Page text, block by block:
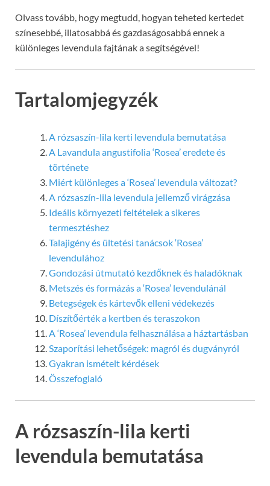
Olvass tovább, hogy megtudd, hogyan teheted kertedet
színesebbé, illatosabbá és gazdaságosabbá ennek a
különleges levendula fajtának a segítségével!
Tartalomjegyzék
A rózsaszín-lila kerti levendula bemutatása
A Lavandula angustifolia ‘Rosea’ eredete és
története
Miért különleges a ‘Rosea’ levendula változat?
A rózsaszín-lila levendula jellemző virágzása
Ideális környezeti feltételek a sikeres
termesztéshez
Talajigény és ültetési tanácsok ‘Rosea’
levendulához
Gondozási útmutató kezdőknek és haladóknak
Metszés és formázás a ‘Rosea’ levendulánál
Betegségek és kártevők elleni védekezés
Díszítőérték a kertben és teraszokon
A ‘Rosea’ levendula felhasználása a háztartásban
Szaporítási lehetőségek: magról és dugványról
Gyakran ismételt kérdések
Összefoglaló
A rózsaszín-lila kerti
levendula bemutatása